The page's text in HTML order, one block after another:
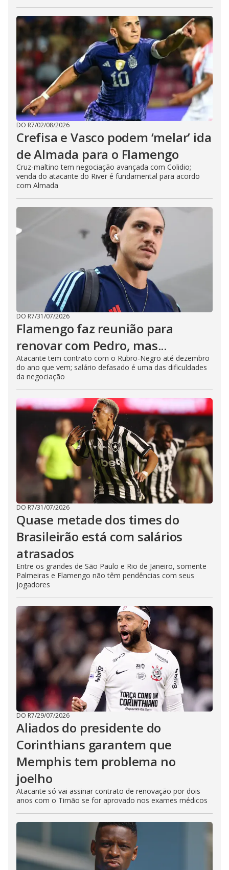
DO R7/02/08/2026
Crefisa e Vasco podem ‘melar’ ida
de Almada para o Flamengo
Cruz-maltino tem negociação avançada com Colidio;
venda do atacante do River é fundamental para acordo
com Almada
DO R7/31/07/2026
Flamengo faz reunião para
renovar com Pedro, mas...
Atacante tem contrato com o Rubro-Negro até dezembro
do ano que vem; salário defasado é uma das dificuldades
da negociação
DO R7/31/07/2026
Quase metade dos times do
Brasileirão está com salários
atrasados
Entre os grandes de São Paulo e Rio de Janeiro, somente
Palmeiras e Flamengo não têm pendências com seus
jogadores
DO R7/29/07/2026
Aliados do presidente do
Corinthians garantem que
Memphis tem problema no
joelho
Atacante só vai assinar contrato de renovação por dois
anos com o Timão se for aprovado nos exames médicos